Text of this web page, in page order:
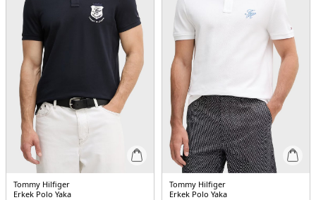
Tommy Hilfiger
Erkek Polo Yaka
Tommy Hilfiger
Erkek Polo Yaka